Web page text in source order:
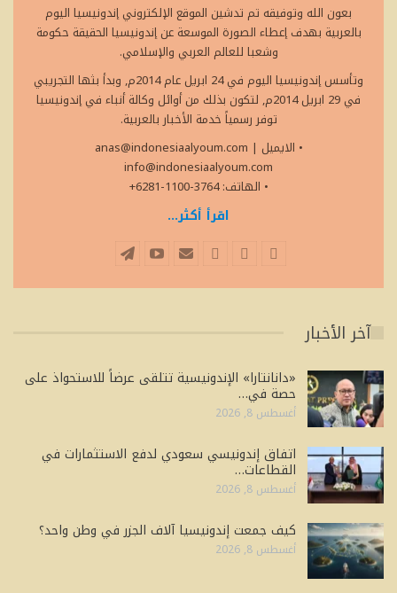
بعون الله وتوفيقه تم تدشين الموقع الإلكتروني إندونيسيا اليوم
بالعربية بهدف إعطاء الصورة الموسعة عن إندونيسيا الحقيقة حكومة
وشعبا للعالم العربي والإسلامي.
وتأسس إندونيسيا اليوم في 24 ابريل عام 2014م, وبدأ بثها التجريبي
في 29 ابريل 2014م, لتكون بذلك من أوائل وكالة أنباء في إندونيسيا
توفر رسمياً خدمة الأخبار بالعربية.
• الايميل
anas@indonesiaalyoum.com |
info@indonesiaalyoum.com
• الهاتف: 3764-1100-6281+
اقرأ أكثر...
آخر الأخبار
«دانانتارا» الإندونيسية تتلقى عرضاً للاستحواذ على
حصة في…
أغسطس 8, 2026
اتفاق إندونيسي سعودي لدفع الاستثمارات في
القطاعات…
أغسطس 8, 2026
كيف جمعت إندونيسيا آلاف الجزر في وطن واحد؟
أغسطس 8, 2026